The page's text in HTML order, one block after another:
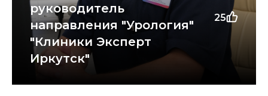
руководитель
направления "Урология"
"Клиники Эксперт
Иркутск"
25